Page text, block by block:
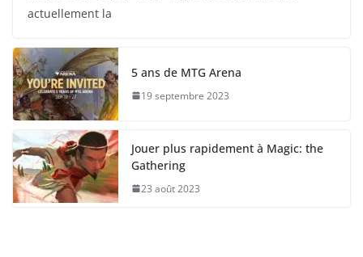
actuellement la
5 ans de MTG Arena
19 septembre 2023
Jouer plus rapidement à Magic: the
Gathering
23 août 2023